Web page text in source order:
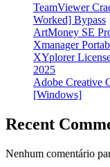
TeamViewer
Worked] Bypass
ArtMoney SE
Xmanager
XYplorer
2025
Adobe Creative
[Windows]
Recent
Nenhum comentário